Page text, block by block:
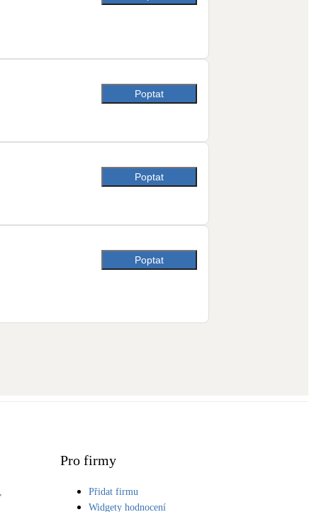
Poptat
Poptat
Poptat
Pro firmy
Přidat firmu
Widgety hodnocení